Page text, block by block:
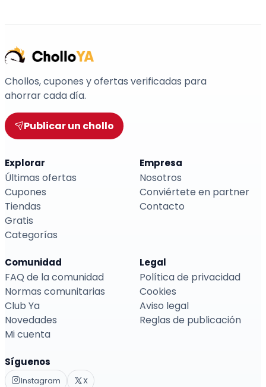
Chollos, cupones y ofertas verificadas para
ahorrar cada día.
Publicar un chollo
Explorar
Últimas ofertas
Cupones
Tiendas
Gratis
Categorías
Empresa
Nosotros
Conviértete en partner
Contacto
Comunidad
FAQ de la comunidad
Normas comunitarias
Club Ya
Novedades
Mi cuenta
Legal
Política de privacidad
Cookies
Aviso legal
Reglas de publicación
Síguenos
Instagram
X